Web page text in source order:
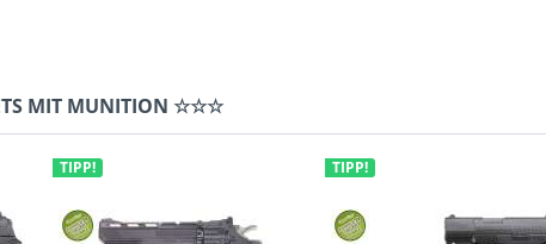
MIT MUNITION ☆☆☆
TIPP! TIPP!